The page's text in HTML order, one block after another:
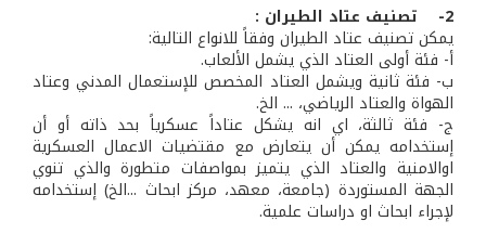
2- تصنيف عتاد الطيران :
يمكن تصنيف عتاد الطيران وفقاً للانواع التالية:
‌أ- فئة أولى العتاد الذي يشمل الألعاب.
‌ب- فئة ثانية ويشمل العتاد المخصص للإستعمال المدني وعتاد
الهواة والعتاد الرياضي، ... الخ.
‌ج- فئة ثالثة، اي انه يشكل عتاداً عسكرياً بحد ذاته أو أن
إستخدامه يمكن أن يتعارض مع مقتضيات الاعمال العسكرية
اوالامنية والعتاد الذي يتميز بمواصفات متطورة والذي تنوي
الجهة المستوردة (جامعة، معهد، مركز ابحاث ...الخ) إستخدامه
لإجراء ابحاث او دراسات علمية.